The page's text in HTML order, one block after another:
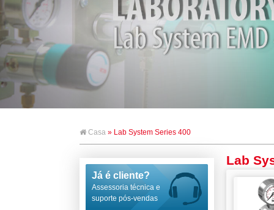
Casa » Lab System Series 400
Já é cliente?
Assessoria técnica e
suporte pós-vendas
Lab